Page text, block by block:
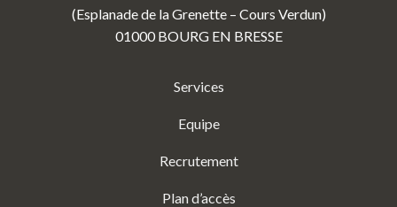
(Esplanade de la Grenette – Cours Verdun)
01000 BOURG EN BRESSE
Services
Equipe
Recrutement
Plan d’accès